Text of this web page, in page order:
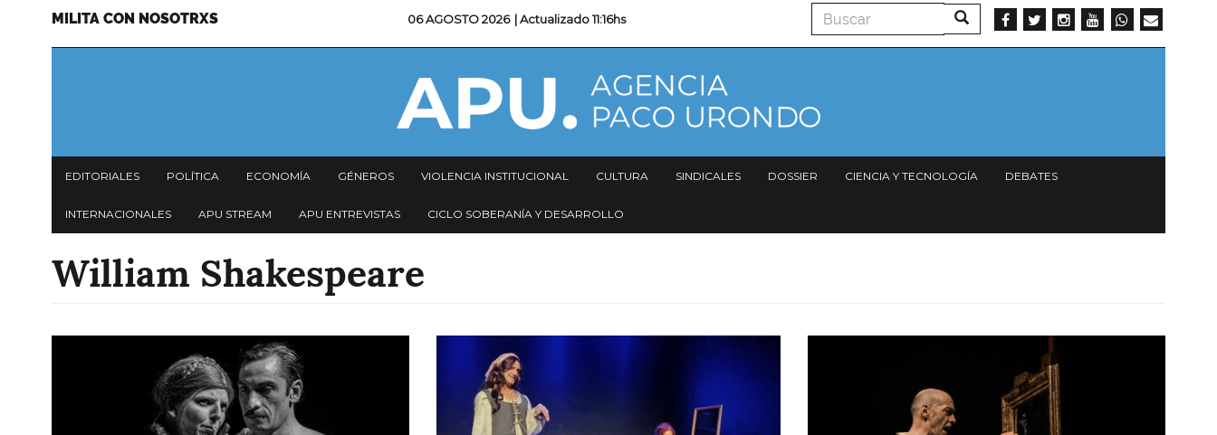
Menu
MILITA CON NOSOTRXS 06 AGOSTO 2026 | Actualizado11:16hs Buscar Buscar
Navegación
principal
EDITORIALES POLÍTICA ECONOMÍA GÉNEROS VIOLENCIA INSTITUCIONAL CULTURA SINDICALES DOSSIER CIENCIA Y TECNOLOGÍA DEBATES
INTERNACIONALES APU STREAM APU ENTREVISTAS CICLO SOBERANÍA Y DESARROLLO
William Shakespeare